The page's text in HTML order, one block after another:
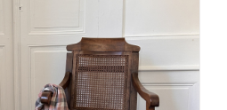
PANIER / DÉTAILS